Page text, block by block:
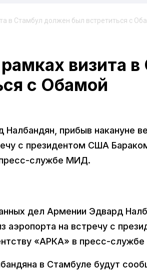
в Стамбул должен был встретиться с
визита в
с Обамой
прибыв накануне
с президентом США
пресс-службе МИД.
дел Армении Эдвард
аэропорта на встречу с
«АРКА» в пресс-
в Стамбуле будут